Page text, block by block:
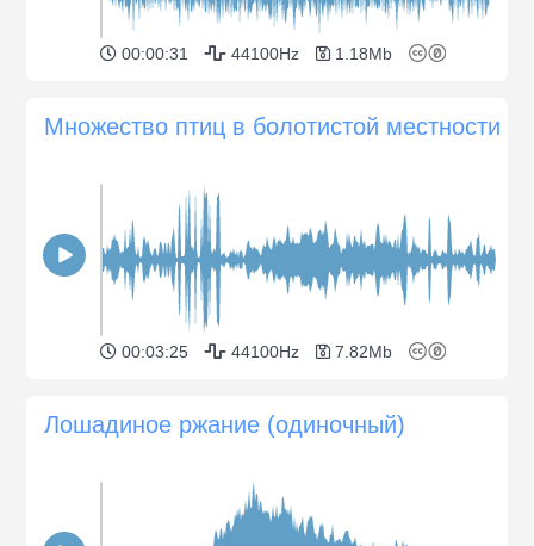
00:00:31 44100Hz 1.18Mb
Множество птиц в болотистой местности
00:03:25 44100Hz 7.82Mb
Лошадиное ржание (одиночный)